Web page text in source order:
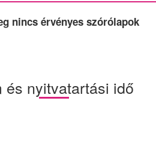
nincs érvényes szórólapok
és nyitvatartási idő